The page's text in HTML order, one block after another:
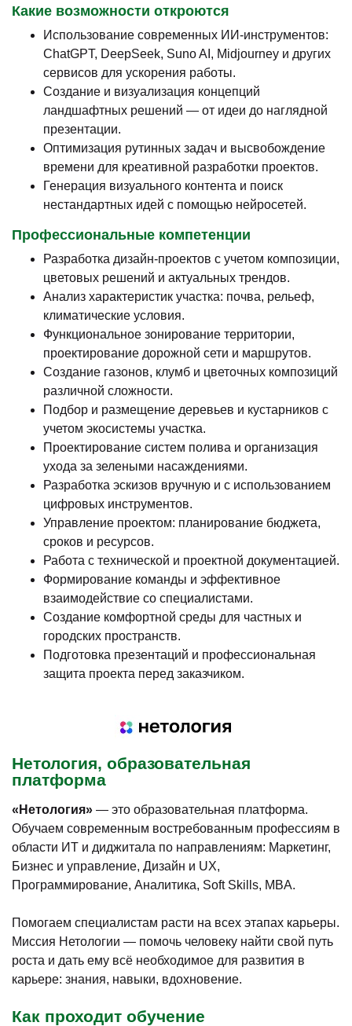
Какие возможности откроются
Использование современных ИИ-инструментов:
ChatGPT, DeepSeek, Suno AI, Midjourney и других
сервисов для ускорения работы.
Создание и визуализация концепций
ландшафтных решений — от идеи до наглядной
презентации.
Оптимизация рутинных задач и высвобождение
времени для креативной разработки проектов.
Генерация визуального контента и поиск
нестандартных идей с помощью нейросетей.
Профессиональные компетенции
Разработка дизайн-проектов с учетом композиции,
цветовых решений и актуальных трендов.
Анализ характеристик участка: почва, рельеф,
климатические условия.
Функциональное зонирование территории,
проектирование дорожной сети и маршрутов.
Создание газонов, клумб и цветочных композиций
различной сложности.
Подбор и размещение деревьев и кустарников с
учетом экосистемы участка.
Проектирование систем полива и организация
ухода за зелеными насаждениями.
Разработка эскизов вручную и с использованием
цифровых инструментов.
Управление проектом: планирование бюджета,
сроков и ресурсов.
Работа с технической и проектной документацией.
Формирование команды и эффективное
взаимодействие со специалистами.
Создание комфортной среды для частных и
городских пространств.
Подготовка презентаций и профессиональная
защита проекта перед заказчиком.
Нетология, образовательная
платформа
«Нетология» — это образовательная платформа.
Обучаем современным востребованным профессиям в
области ИТ и диджитала по направлениям: Маркетинг,
Бизнес и управление, Дизайн и UX,
Программирование, Аналитика, Soft Skills, MBA.
Помогаем специалистам расти на всех этапах карьеры.
Миссия Нетологии — помочь человеку найти свой путь
роста и дать ему всё необходимое для развития в
карьере: знания, навыки, вдохновение.
Как проходит обучение